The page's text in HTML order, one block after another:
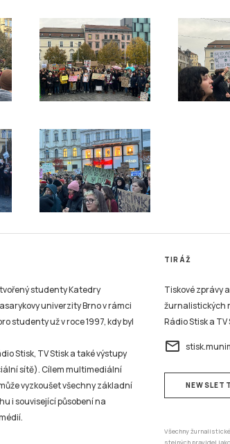
studenty Katedry
univerzity Brno v rámci
studenty už v roce 1997, kdy byl
Stisk, TV Stisk a také výstupy
sítě). Cílem multimediální
vyzkoušet všechny základní
i související působení na
TIRÁŽ
Tiskové zprávy
žurnalistických
Rádio Stisk a
email
Všechny